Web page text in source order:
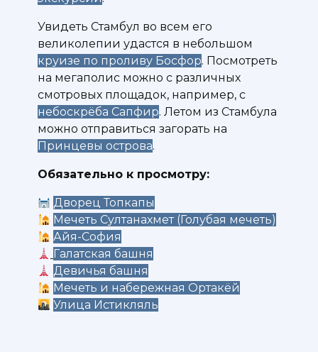
Увидеть Стамбул во всем его
великолепии удастся в небольшом
круизе по проливу Босфор. Посмотреть
на мегаполис можно с различных
смотровых площадок, например, с
небоскрёба Сапфир. Летом из Стамбула
можно отправиться загорать на
Принцевы острова.
Обязательно к просмотру:
Дворец Топкапы
Мечеть Султанахмет (Голубая мечеть)
Айя-София
Галатская башня
Девичья башня
Мечеть и набережная Ортакёй
Улица Истикляль